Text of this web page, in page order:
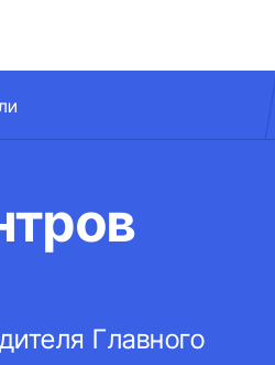
Главного